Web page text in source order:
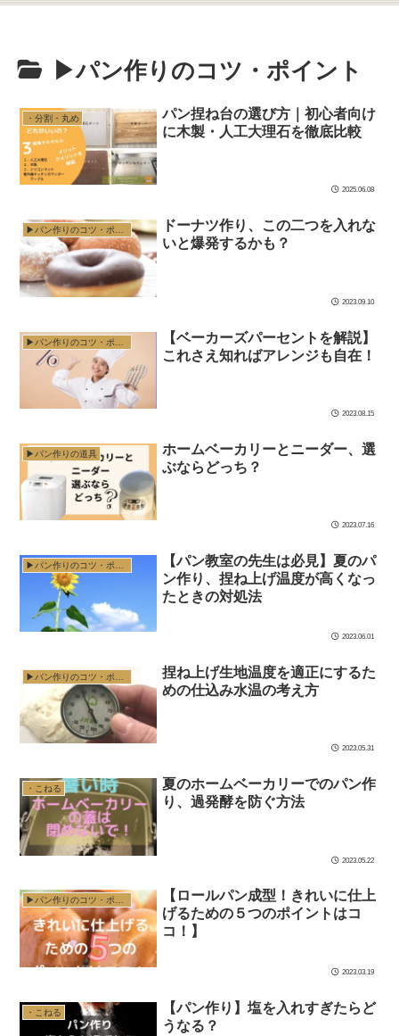
▶︎パン作りのコツ・ポイント
・分割・丸め
パン捏ね台の選び方｜初心者向け
に木製・人工大理石を徹底比較
2025.06.08
▶︎パン作りのコツ・ポイント
ドーナツ作り、この二つを入れな
いと爆発するかも？
2023.09.10
【ベーカーズパーセントを解説】
これさえ知ればアレンジも自在！
2023.08.15
▶︎パン作りの道具
ホームベーカリーとニーダー、選
ぶならどっち？
2023.07.16
【パン教室の先生は必見】夏のパ
ン作り、捏ね上げ温度が高くなっ
たときの対処法
2023.06.01
捏ね上げ生地温度を適正にするた
めの仕込み水温の考え方
2023.05.31
・こねる
夏のホームベーカリーでのパン作
り、過発酵を防ぐ方法
2023.05.22
▶︎パン作りのコツ・ポイント
【ロールパン成型！きれいに仕上
げるための５つのポイントはコ
コ！】
2023.03.19
・こねる
【パン作り】塩を入れすぎたらど
うなる？